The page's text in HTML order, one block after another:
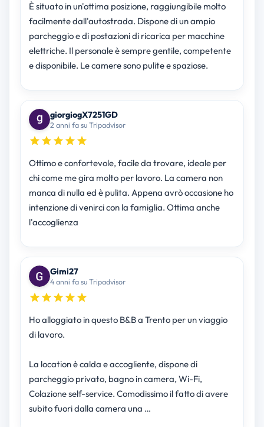
È situato in un'ottima posizione, raggiungibile molto
facilmente dall'autostrada. Dispone di un ampio
parcheggio e di postazioni di ricarica per macchine
elettriche. Il personale è sempre gentile, competente
e disponibile. Le camere sono pulite e spaziose.
giorgiogX7251GD
2 anni fa su Tripadvisor
Ottimo e confortevole, facile da trovare, ideale per
chi come me gira molto per lavoro. La camera non
manca di nulla ed è pulita. Appena avrò occasione ho
intenzione di venirci con la famiglia. Ottima anche
l'accoglienza
Gimi27
4 anni fa su Tripadvisor
Ho alloggiato in questo B&B a Trento per un viaggio
di lavoro.
La location è calda e accogliente, dispone di
parcheggio privato, bagno in camera, Wi-Fi,
Colazione self-service. Comodissimo il fatto di avere
subito fuori dalla camera una …